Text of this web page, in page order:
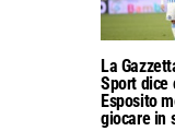
La
Sport dice
Esposito
giocare in